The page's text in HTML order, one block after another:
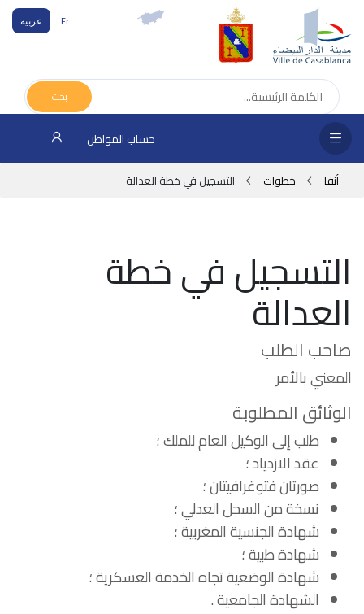
Fr عربية
بحث
حساب المواطن
أنفا خطوات التسجيل في خطة العدالة
التسجيل في خطة
العدالة
صاحب الطلب
المعني بالأمر
الوثائق المطلوبة
طلب إلى الوكيل العام للملك ؛
عقد الازدياد ؛
صورتان فتوغرافيتان ؛
نسخة من السجل العدلي ؛
شهادة الجنسية المغربية ؛
شهادة طبية ؛
شهادة الوضعية تجاه الخدمة العسكرية ؛
الشهادة الجامعية .